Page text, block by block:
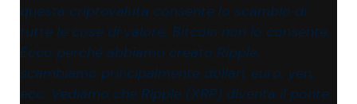
questa criptovaluta consente lo scambio di
tutte le cose di valore. Bitcoin non lo consente.
Ecco perché abbiamo creato Ripple,
scambiamo principalmente dollari, euro, yen,
ecc. Vediamo che Ripple (XRP) diventa il ponte